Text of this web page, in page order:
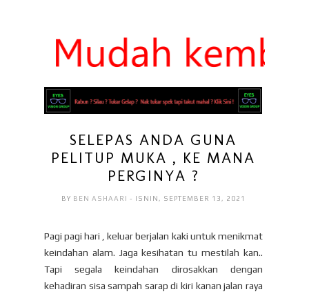
SELEPAS ANDA GUNA
PELITUP MUKA , KE MANA
PERGINYA ?
BY BEN ASHAARI - ISNIN, SEPTEMBER 13, 2021
Pagi pagi hari , keluar berjalan kaki untuk menikmat
keindahan alam. Jaga kesihatan tu mestilah kan..
Tapi segala keindahan dirosakkan dengan
kehadiran sisa sampah sarap di kiri kanan jalan raya